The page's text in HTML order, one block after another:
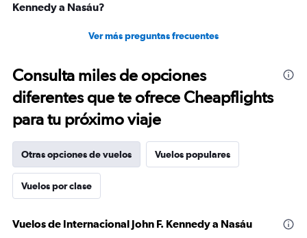
Kennedy a Nasáu?
Ver más preguntas frecuentes
Consulta miles de opciones
diferentes que te ofrece Cheapflights
para tu próximo viaje
Otras opciones de vuelos Vuelos populares
Vuelos por clase
Vuelos de Internacional John F. Kennedy a Nasáu